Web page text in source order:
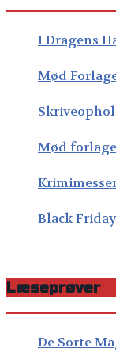
I Dragens
Mød
Mød
Black Friday
Læseprøver
De Sorte